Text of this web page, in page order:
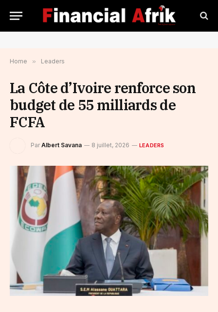
Home » Leaders
La Côte d’Ivoire renforce son
budget de 55 milliards de
FCFA
Par Albert Savana 8 juillet, 2026 LEADERS